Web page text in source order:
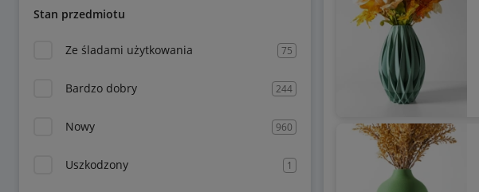
Stan przedmiotu
Ze śladami użytkowania 75
Bardzo dobry 244
Nowy 960
Uszkodzony 1